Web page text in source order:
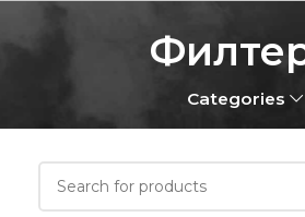
Categories